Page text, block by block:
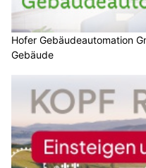
Hofer Gebäudeautomation
Gebäude